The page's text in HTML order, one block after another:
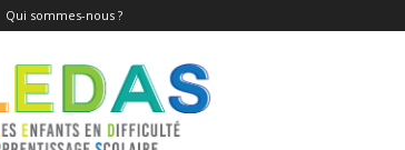
Qui sommes-nous ?